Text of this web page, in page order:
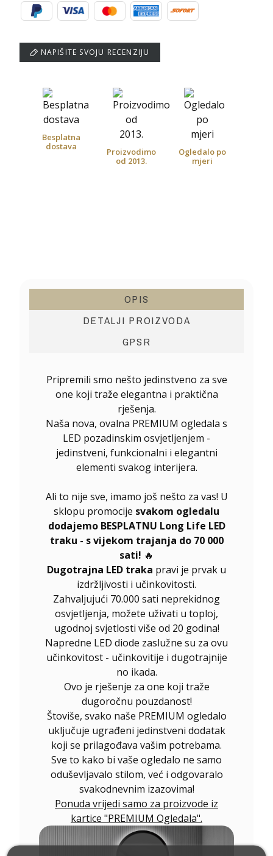
NAPIŠITE SVOJU RECENZIJU
Besplatna
dostava
Proizvodimo
od 2013.
Ogledalo po
mjeri
OPIS
DETALJI PROIZVODA
GPSR
Pripremili smo nešto jedinstveno za sve
one koji traže elegantna i praktična
rješenja.
Naša nova, ovalna PREMIUM ogledala s
LED pozadinskim osvjetljenjem -
jedinstveni, funkcionalni i elegantni
elementi svakog interijera.
Ali to nije sve, imamo još nešto za vas! U
sklopu promocije svakom ogledalu
dodajemo BESPLATNU Long Life LED
traku - s vijekom trajanja do 70 000
sati! 🔥
Dugotrajna LED traka pravi je prvak u
izdržljivosti i učinkovitosti.
Zahvaljujući 70.000 sati neprekidnog
osvjetljenja, možete uživati u toploj,
ugodnoj svjetlosti više od 20 godina!
Napredne LED diode zaslužne su za ovu
učinkovitost - učinkovitije i dugotrajnije
no ikada.
Ovo je rješenje za one koji traže
dugoročnu pouzdanost!
Štoviše, svako naše PREMIUM ogledalo
uključuje ugrađeni jedinstveni dodatak
koji se prilagođava vašim potrebama.
Sve to kako bi vaše ogledalo ne samo
oduševljavalo stilom, već i odgovaralo
svakodnevnim izazovima!
Ponuda vrijedi samo za proizvode iz
kartice "PREMIUM Ogledala".